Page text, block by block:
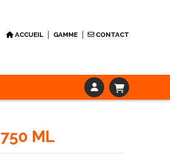
ACCUEIL GAMME CONTACT
ML